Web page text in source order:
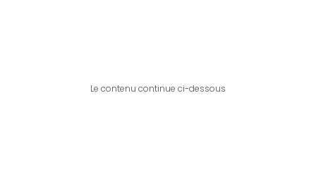
Le contenu continue ci-dessous